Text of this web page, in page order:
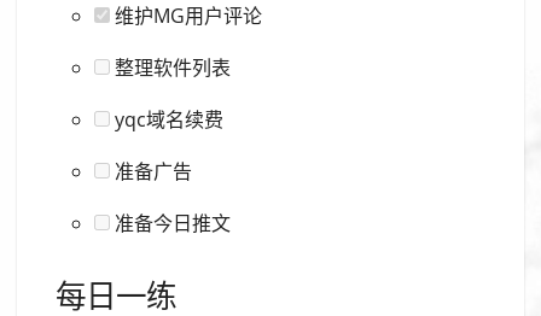
维护MG用户评论
整理软件列表
yqc域名续费
准备广告
准备今日推文
每日一练